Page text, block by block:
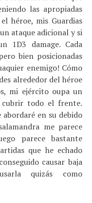
las apropiadas
héroe, mis Guardias
ataque adicional y si
1D3 damage. Cada
bien posicionadas
enemigo! Cómo
alrededor del héroe
mi ejército oupa un
cubrir todo el frente.
en su debido
me parece
parece bastante
que he echado
causar baja
quizás como